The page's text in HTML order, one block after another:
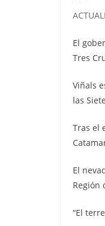
El
Tres
Viñals
las
Tras el
El
Región
“El